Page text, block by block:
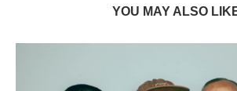
YOU MAY ALSO